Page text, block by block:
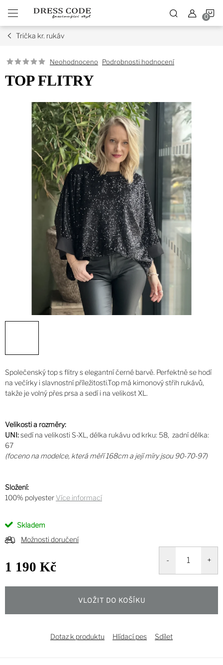
obsah
Trička kr. rukáv
Neohodnoceno Podrobnosti hodnocení
TOP FLITRY
Společenský top s flitry s elegantní černé barvě. Perfektně se hodí
na večírky i slavnostní příležitosti.Top má kimonový střih rukávů,
takže je volný přes prsa a sedí i na velikost XL.
Velikosti a rozměry:
UNI:sedí na velikosti S-XL, délka rukávu od krku: 58, zadní délka:
67
(foceno na modelce, která měří 168cm a její míry jsou 90-70-97)
Složení:
100% polyester Více informací
Skladem
Možnosti doručení
1 190 Kč
VLOŽIT DO KOŠÍKU
Dotaz k produktu Hlídací pes Sdílet